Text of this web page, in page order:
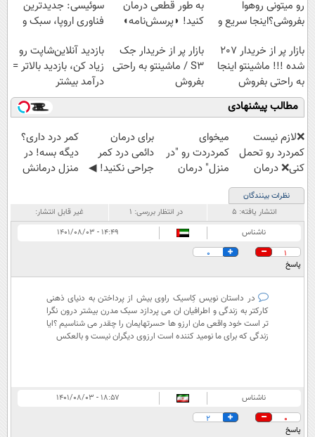
رو میتونی روهوا
بفروشی؟اینجا سریع و
به طور قطعی درمان
کنید! ◗پرسش‌نامه◖
سوئیسی: جدیدترین
فناوری اروپا، سبک و
قسطی
بازار پر از خریدار 207
شده !!! ماشینتو اینجا
به راحتی بفروش
بازار پر از خریدار جک
S3 / ماشینتو به راحتی
بفروش
بازدید آنلاین‌شاپت رو
زیاد کن، بازدید بالاتر =
درآمد بیشتر
مطالب پیشنهادی
❌لازم نیست
کمردرد رو تحمل
کنی❌ درمان
بدون جراحی و
قرص
(پرسشنامه)
میخوای
کمردردت رو "در
منزل" درمان
برای درمان
دائمی درد کمر
جراحی نکنید! ◀
کمر درد داری؟
دیگه بسه! در
منزل درمانش
نظرات بینندگان
انتشار یافته: ۵ در انتظار بررسی: ۱
غیر قابل انتشار:
ناشناس
۱۴:۴۹ - ۱۴۰۱/۰۸/۰۳
1
0
پاسخ
در داستان نویس کِاسیک راوی بیش از پرداختن به دنیای ذهنی
کارکتر به زندگی و اطرافیان ان می پردازد سبک مدرن بیشتر درون نگرا
تر است خود واقعی مان ارزو ها حسرتهایمان را چقدر می شناسیم ؟ایا
زندگی که برای ما نومید کننده است ارزوی دیگران نیست و بالعکس
ناشناس
۱۸:۵۷ - ۱۴۰۱/۰۸/۰۳
0
2
پاسخ